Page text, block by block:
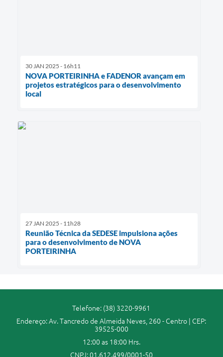
30 JAN 2025 - 16h11
NOVA PORTEIRINHA e FADENOR avançam em
projetos estratégicos para o desenvolvimento
local
27 JAN 2025 - 11h28
Reunião Técnica da SEDESE impulsiona ações
para o desenvolvimento de NOVA
PORTEIRINHA
Telefone: (38) 3220-9961
Endereço: Av. Tancredo de Almeida Neves, 260 - Centro | CEP:
39525-000
12:00 as 18:00 Hrs.
CNPJ: 01.612.499/0001-50